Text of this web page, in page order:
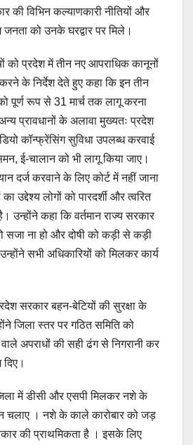
की विभिन कल्याणकारी नीतियों और
को उनके घरद्वार पर मिले।
को प्रदेश में तीन नए आपराधिक कानूनों
के निर्देश देते हुए कहा कि इन तीन
पूर्ण रूप से 31 मार्च तक लागू करना
प्रावधानों के अलावा मुख्यतः प्रदेश
कॉन्फ्रेंसिंग सुविधा उपलब्ध करवाई
ई-चालान को भी लागू किया जाए।
दर्ज करवाने के लिए कोर्ट में नहीं जाना
उद्देश्य लोगों को पारदर्शी और त्वरित
उन्होंने कहा कि वर्तमान राज्य सरकार
सजा ना हो और दोषी को कड़ी से कड़ी
सभी अधिकारियों को मिलकर कार्य
सरकार बहन-बेटियों की सुरक्षा के
जिला स्तर पर गठित समिति को
अपराधों की सही ढंग से निगरानी कर
में डीसी और एसपी मिलकर नशे के
चलाए । नशे के काले कारोबार को जड़
की प्राथमिकता है । इसके लिए